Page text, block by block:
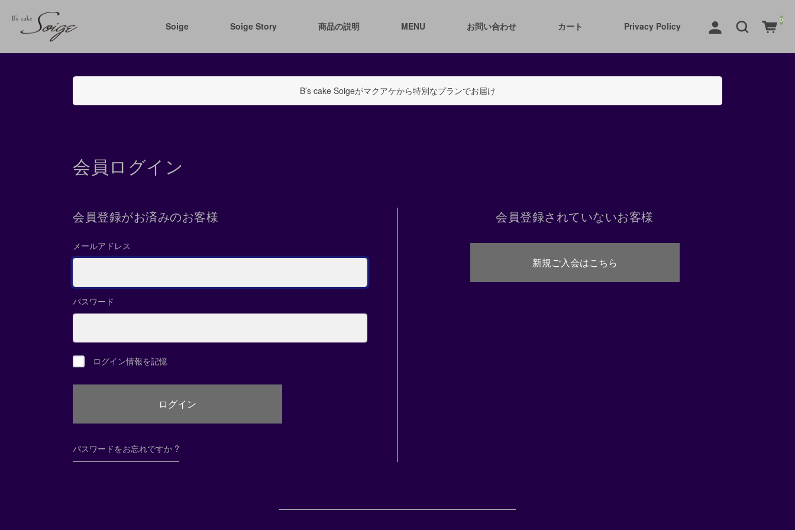
Soige Soige Story 商品の説明 MENU お問い合わせ カート Privacy Policy
0
B’s cake Soigeがマクアケから特別なプランでお届け
会員ログイン
会員登録がお済みのお客様
メールアドレス
パスワード
ログイン情報を記憶
パスワードをお忘れですか ?
会員登録されていないお客様
新規ご入会はこちら